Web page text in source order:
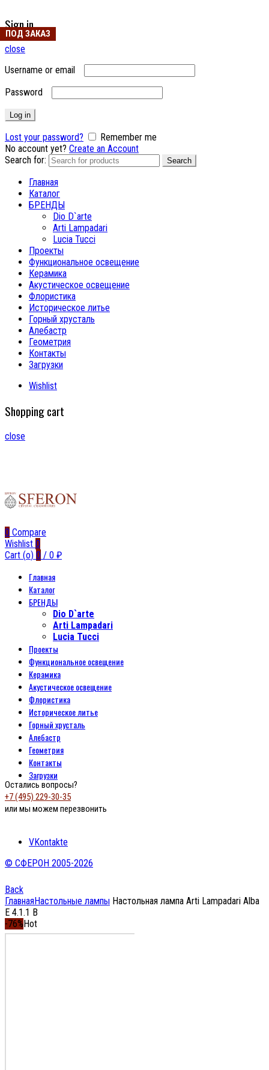
Sign in
close
Username or email
Password
Log in
Lost your password?
Remember me
No account yet? Create an Account
Search for:
Search
Главная
Каталог
БРЕНДЫ
Dio D`arte
Arti Lampadari
Lucia Tucci
Проекты
Функциональное освещение
Керамика
Акустическое освещение
Флористика
Историческое литье
Горный хрусталь
Алебастр
Геометрия
Контакты
Загрузки
Wishlist
Shopping cart
close
0 Compare
Wishlist 0
Cart (o) 0 / 0 ₽
Главная
Каталог
БРЕНДЫ
Dio D`arte
Arti Lampadari
Lucia Tucci
Проекты
Функциональное освещение
Керамика
Акустическое освещение
Флористика
Историческое литье
Горный хрусталь
Алебастр
Геометрия
Контакты
Загрузки
Остались вопросы?
+7 (495) 229-30-35
или мы можем перезвонить
VKontakte
© СФЕРОН 2005-2026
Back
ГлавнаяНастольные лампы Настольная лампа Arti Lampadari Alba
E 4.1.1 B
-76% Hot
ПОД ЗАКАЗ
ПОД ЗАКАЗ
ПОД ЗАКАЗ
ПОД ЗАКАЗ
ПОД ЗАКАЗ